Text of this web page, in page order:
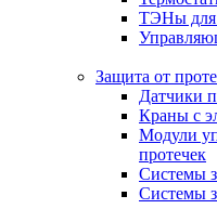
ТЭНы для
Защита от
Датчики
Краны с
Модули
протечек
Системы
Системы